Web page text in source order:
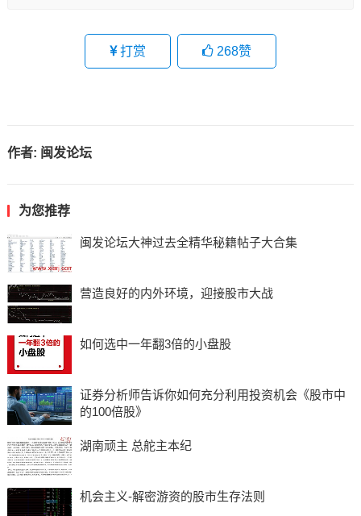
打赏 268赞
作者: 闽发论坛
为您推荐
闽发论坛大神过去全精华秘籍帖子大合集
营造良好的内外环境，迎接股市大战
如何选中一年翻3倍的小盘股
证券分析师告诉你如何充分利用投资机会《股市中
的100倍股》
湖南顽主 总舵主本纪
机会主义-解密游资的股市生存法则